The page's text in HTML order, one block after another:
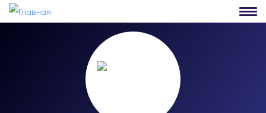
Перейти к основному содержанию